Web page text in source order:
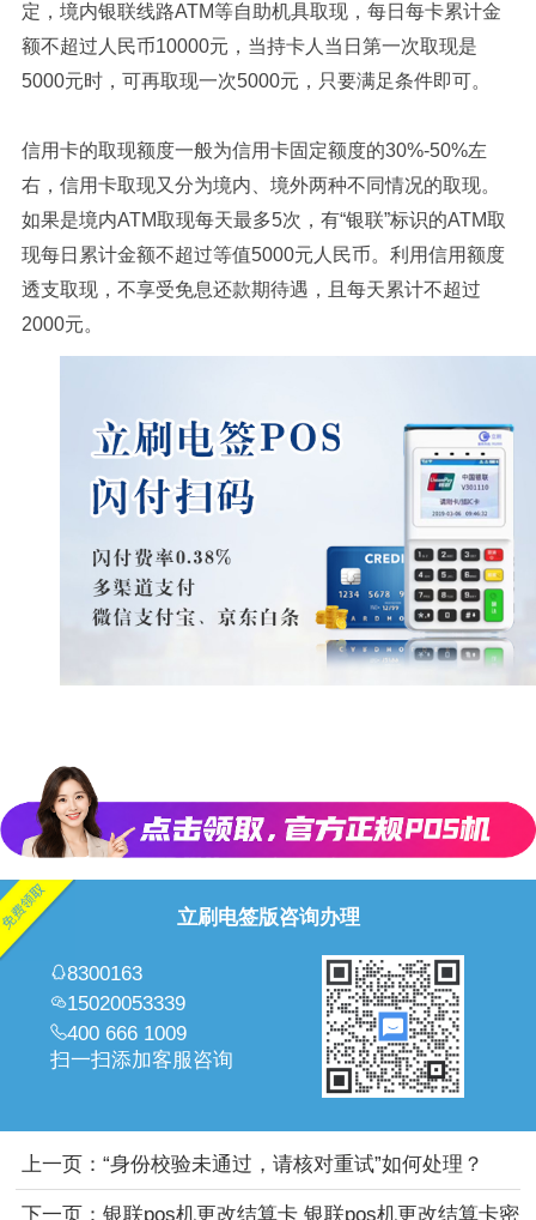
定，境内银联线路ATM等自助机具取现，每日每卡累计金
额不超过人民币10000元，当持卡人当日第一次取现是
5000元时，可再取现一次5000元，只要满足条件即可。
信用卡的取现额度一般为信用卡固定额度的30%-50%左
右，信用卡取现又分为境内、境外两种不同情况的取现。
如果是境内ATM取现每天最多5次，有“银联”标识的ATM取
现每日累计金额不超过等值5000元人民币。利用信用额度
透支取现，不享受免息还款期待遇，且每天累计不超过
2000元。
立刷电签版咨询办理
8300163
15020053339
400 666 1009
扫一扫添加客服咨询
上一页： “身份校验未通过，请核对重试”如何处理？
下一页： 银联pos机更改结算卡 银联pos机更改结算卡密